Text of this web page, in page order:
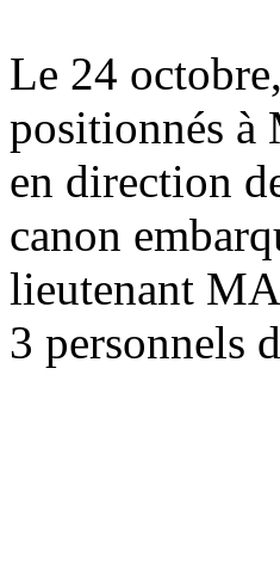
Le 24
positionnés à
en direction
canon
lieutenant
3 personnels